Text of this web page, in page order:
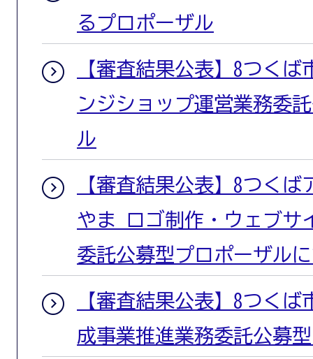
るプロポーザル
【審査結果公表】8つく
ンジショップ運営業務委
ル
【審査結果公表】8つく
やま ロゴ制作・ウェブサ
委託公募型プロポーザル
【審査結果公表】8つく
成事業推進業務委託公募